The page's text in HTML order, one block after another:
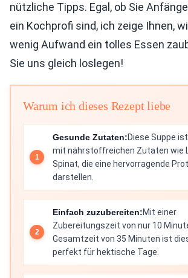
nützliche Tipps. Egal, ob Sie
ein Kochprofi sind, ich zeige Ihnen,
wenig Aufwand ein tolles Essen
Sie uns gleich loslegen!
Warum ich dieses Rezept liebe
Gesunde Zutaten:Diese Suppe
mit nährstoffreichen Zutaten wie
Spinat, die eine hervorragende
darstellen.
Einfach zuzubereiten:Mit einer
Zubereitungszeit von nur 10
Gesamtzeit von 35 Minuten ist
perfekt für hektische Tage.